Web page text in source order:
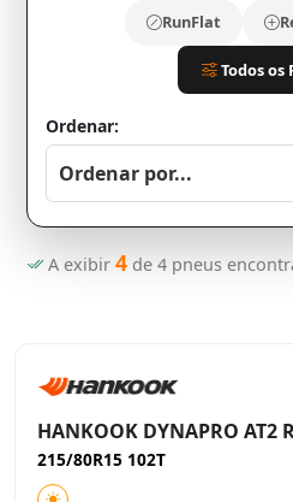
RunFlat
Todos os
Ordenar:
A exibir 4 de 4 pneus
HANKOOK DYNAPRO AT2
215/80R15 102T